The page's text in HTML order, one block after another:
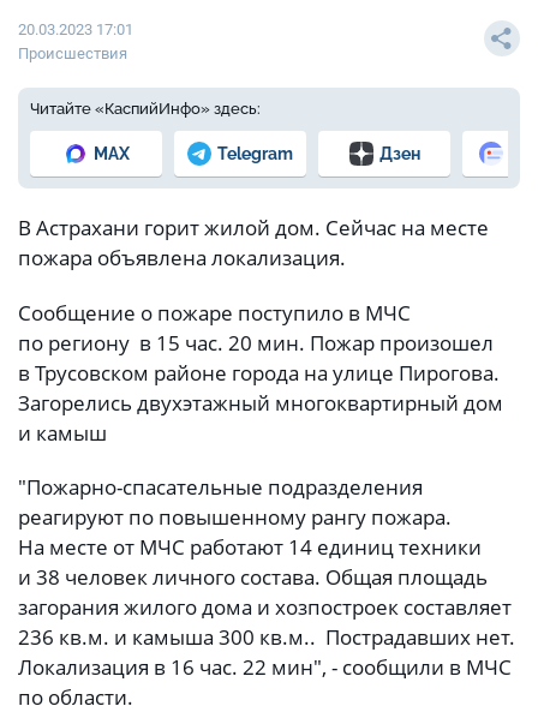
20.03.2023 17:01
Происшествия
Читайте «КаспийИнфо» здесь:
MAX Telegram Дзен
В Астрахани горит жилой дом. Сейчас на месте
пожара объявлена локализация.
Сообщение о пожаре поступило в МЧС
по региону в 15 час. 20 мин. Пожар произошел
в Трусовском районе города на улице Пирогова.
Загорелись двухэтажный многоквартирный дом
и камыш
"Пожарно-спасательные подразделения
реагируют по повышенному рангу пожара.
На месте от МЧС работают 14 единиц техники
и 38 человек личного состава. Общая площадь
загорания жилого дома и хозпостроек составляет
236 кв.м. и камыша 300 кв.м.. Пострадавших нет.
Локализация в 16 час. 22 мин", - сообщили в МЧС
по области.